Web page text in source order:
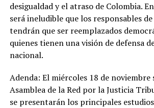
desigualdad y el atraso de Colombia.
será ineludible que los responsables
tendrán que ser reemplazados
quienes tienen una visión de defensa
nacional.
Adenda: El miércoles 18 de noviembre
Asamblea de la Red por la Justicia
se presentarán los principales